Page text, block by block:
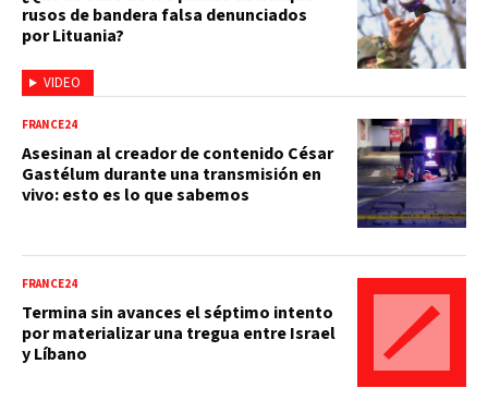
VIDEO
rusos de bandera falsa denunciados
por Lituania?
FRANCE24
Asesinan al creador de contenido César
Gastélum durante una transmisión en
vivo: esto es lo que sabemos
FRANCE24
Termina sin avances el séptimo intento
por materializar una tregua entre Israel
y Líbano